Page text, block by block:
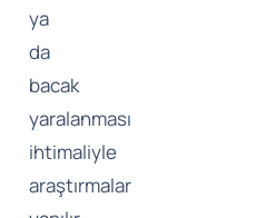
ya
da
bacak
yaralanması
ihtimaliyle
araştırmalar